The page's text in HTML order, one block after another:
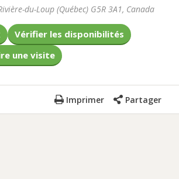
du-Loup (Québec) G5R 3A1, Canada
Vérifier les disponibilités
une visite
Imprimer Partager